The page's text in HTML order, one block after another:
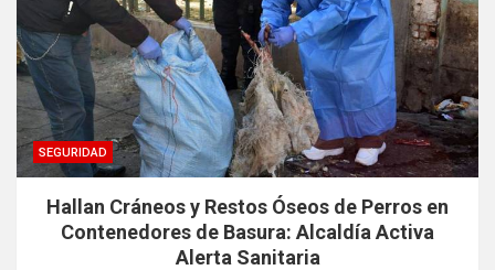
SEGURIDAD
Hallan Cráneos y Restos Óseos de Perros en
Contenedores de Basura: Alcaldía Activa
Alerta Sanitaria